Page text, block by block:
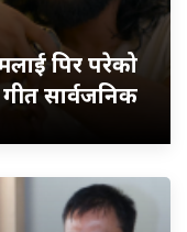
पिर परेको
सार्वजनिक